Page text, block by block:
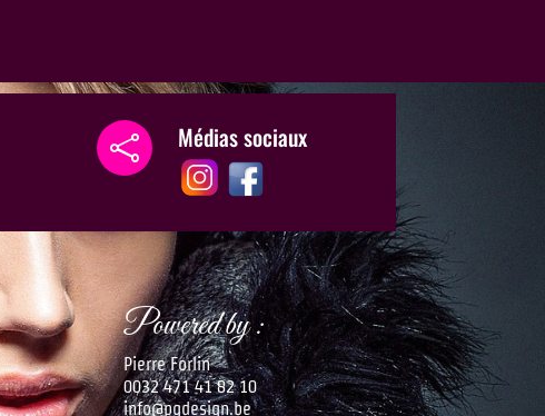
 Médias sociaux
Powered by :
Pierre Forlin
0032 471 41 82 10
info@pgdesign.be